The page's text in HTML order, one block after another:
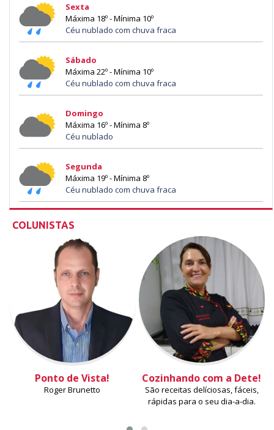
Sexta
Máxima 18º - Mínima 10º
Céu nublado com chuva fraca
Sábado
Máxima 22º - Mínima 10º
Céu nublado com chuva fraca
Domingo
Máxima 16º - Mínima 8º
Céu nublado
Segunda
Máxima 19º - Mínima 8º
Céu nublado com chuva fraca
COLUNISTAS
Ponto de Vista!
Roger Brunetto
Cozinhando com a Dete!
São receitas delíciosas, fáceis,
rápidas para o seu dia-a-dia.